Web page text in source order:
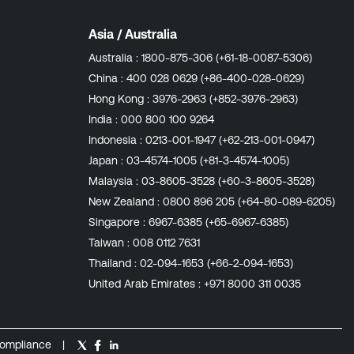
Asia / Australia
Australia : 1800-875-306 (+61-18-0087-5306)
China : 400 028 0629 (+86-400-028-0629)
Hong Kong : 3976-2963 (+852-3976-2963)
India : 000 800 100 9264
Indonesia : 0213-001-1947 (+62-213-001-0947)
Japan : 03-4574-1005 (+81-3-4574-1005)
Malaysia : 03-8605-3528 (+60-3-8605-3528)
New Zealand : 0800 896 205 (+64-80-089-6205)
Singapore : 6967-6385 (+65-6967-6385)
Taiwan : 008 0112 7631
Thailand : 02-094-1653 (+66-2-094-1653)
United Arab Emirates : +971 8000 311 0035
|